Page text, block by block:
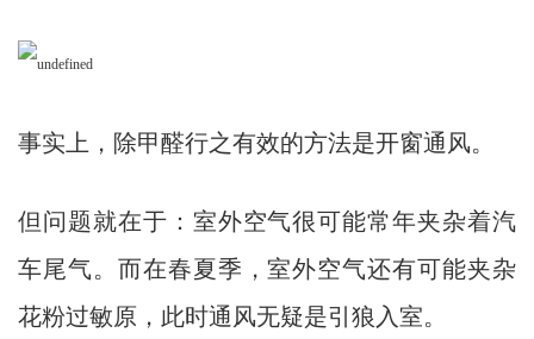
事实上，除甲醛行之有效的方法是开窗通风。
但问题就在于：室外空气很可能常年夹杂着汽
车尾气。而在春夏季，室外空气还有可能夹杂
花粉过敏原，此时通风无疑是引狼入室。